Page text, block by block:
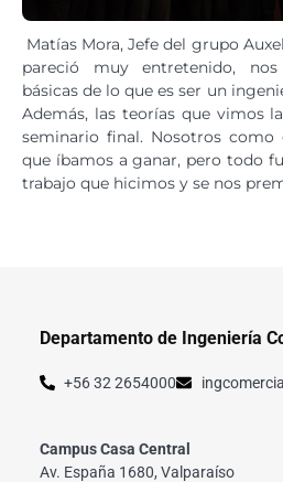
Matías Mora, Jefe del grupo
pareció muy entretenido,
básicas de lo que es ser un
Además, las teorías que vimos
seminario final. Nosotros como
que íbamos a ganar, pero todo
trabajo que hicimos y se nos
Departamento de Ingeniería
+56 32 2654000
Campus Casa Central
Av. España 1680, Valparaíso